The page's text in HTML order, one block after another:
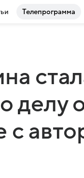
Телепрограмма
делу